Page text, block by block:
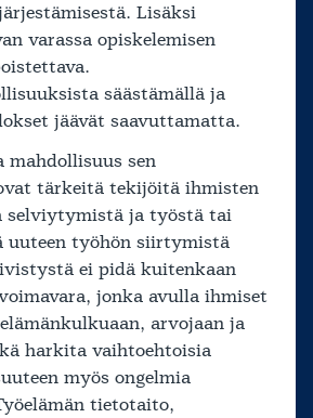
Lisäksi
varassa opiskelemisen
säästämällä ja
jäävät saavuttamatta.
sen
tärkeitä tekijöitä ihmisten
selviytymistä ja työstä tai
uuteen työhön siirtymistä
ei pidä kuitenkaan
jonka avulla ihmiset
arvojaan ja
harkita vaihtoehtoisia
myös ongelmia
tietotaito,